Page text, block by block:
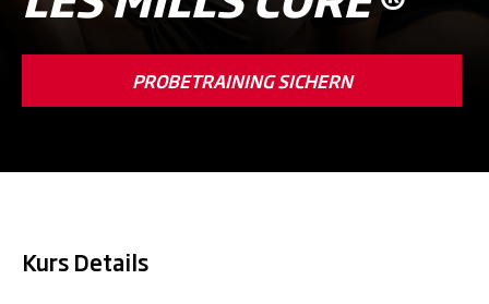
PROBETRAINING SICHERN
Kurs Details